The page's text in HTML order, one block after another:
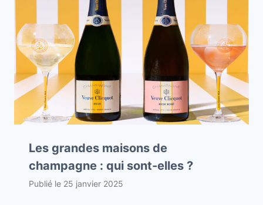
Les grandes maisons de
champagne : qui sont-elles ?
Publié le 25 janvier 2025